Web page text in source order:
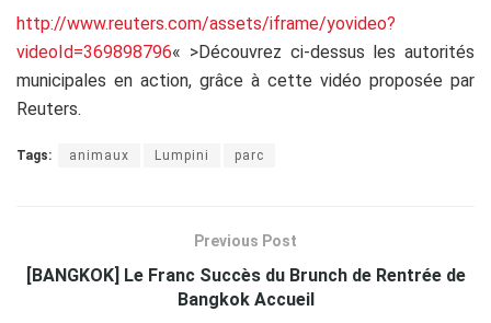
http://www.reuters.com/assets/iframe/yovideo?
videoId=369898796« >Découvrez ci-dessus les autorités
municipales en action, grâce à cette vidéo proposée par
Reuters.
Tags: animaux Lumpini parc
Previous Post
[BANGKOK] Le Franc Succès du Brunch de Rentrée de
Bangkok Accueil